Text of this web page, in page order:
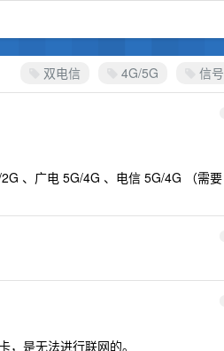
双电信 4G/5G 信号
、广电 5G/4G 、电信 5G/4G （需要
是无法进行联网的。